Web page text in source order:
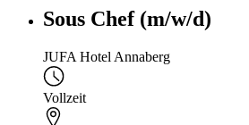
Sous Chef (m/w/d)
JUFA Hotel Annaberg
Vollzeit